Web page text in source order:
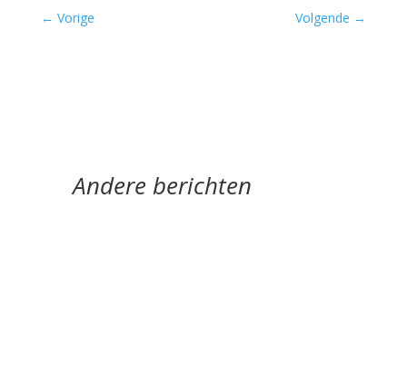
← Vorige Volgende →
Andere berichten